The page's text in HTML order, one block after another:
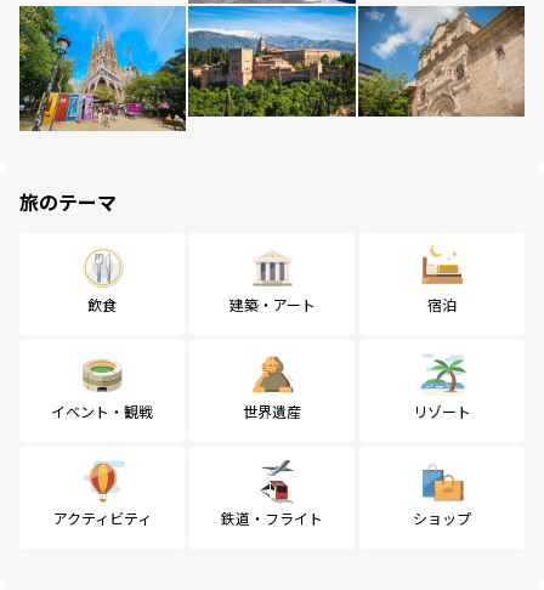
旅のテーマ
飲食 建築・アート 宿泊
イベント・観戦 世界遺産 リゾート
アクティビティ 鉄道・フライト ショップ